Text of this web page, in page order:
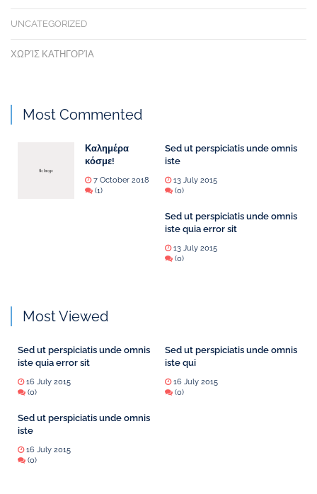
UNCATEGORIZED
ΧΩΡΊΣ ΚΑΤΗΓΟΡΊΑ
Most Commented
Καλημέρα
κόσμε!
7 October 2018
(1)
Sed ut perspiciatis unde omnis
iste
13 July 2015
(0)
Sed ut perspiciatis unde omnis
iste quia error sit
13 July 2015
(0)
Most Viewed
Sed ut perspiciatis unde omnis
iste quia error sit
16 July 2015
(0)
Sed ut perspiciatis unde omnis
iste qui
16 July 2015
(0)
Sed ut perspiciatis unde omnis
iste
16 July 2015
(0)